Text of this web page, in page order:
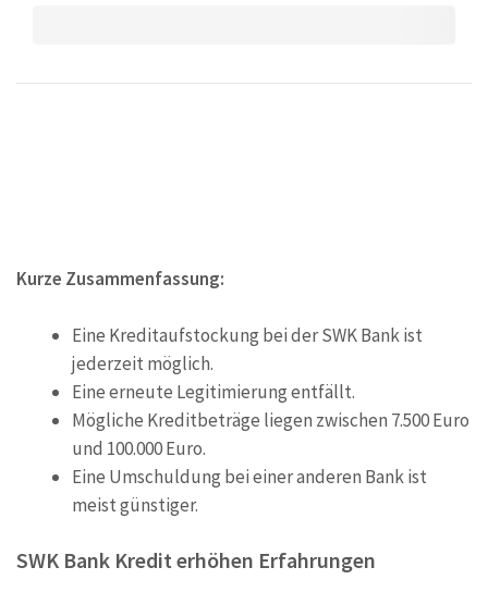
Kurze Zusammenfassung:
Eine Kreditaufstockung bei der SWK Bank ist
jederzeit möglich.
Eine erneute Legitimierung entfällt.
Mögliche Kreditbeträge liegen zwischen 7.500 Euro
und 100.000 Euro.
Eine Umschuldung bei einer anderen Bank ist
meist günstiger.
SWK Bank Kredit erhöhen Erfahrungen